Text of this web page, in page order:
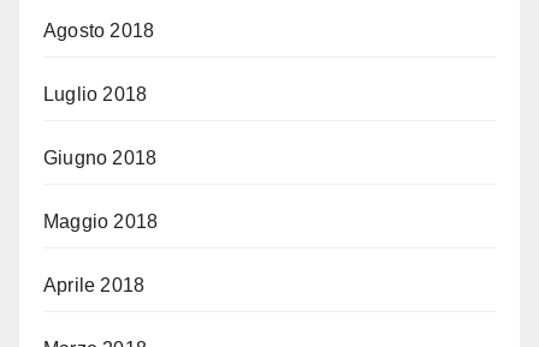
Agosto 2018
Luglio 2018
Giugno 2018
Maggio 2018
Aprile 2018